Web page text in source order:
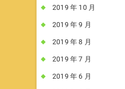
2019 年 10 月
2019 年 9 月
2019 年 8 月
2019 年 7 月
2019 年 6 月